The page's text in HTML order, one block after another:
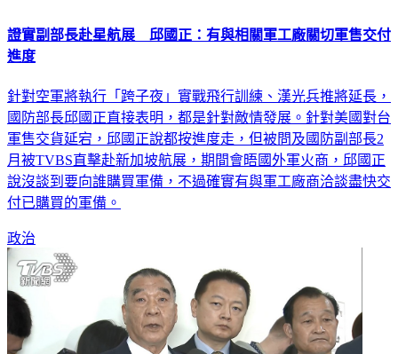
證實副部長赴星航展 邱國正：有與相關軍工廠關切軍售交付
進度
針對空軍將執行「跨子夜」實戰飛行訓練、漢光兵推將延長，
國防部長邱國正直接表明，都是針對敵情發展。針對美國對台
軍售交貨延宕，邱國正說都按進度走，但被問及國防副部長2
月被TVBS直擊赴新加坡航展，期間會晤國外軍火商，邱國正
說沒談到要向誰購買軍備，不過確實有與軍工廠商洽談盡快交
付已購買的軍備。
政治